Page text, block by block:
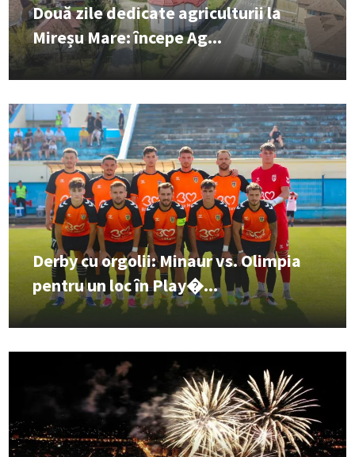
Două zile dedicate agriculturii la
Mireșu Mare: începe Ag...
Derby cu orgolii: Minaur vs. Olimpia
pentru un loc în Play�...